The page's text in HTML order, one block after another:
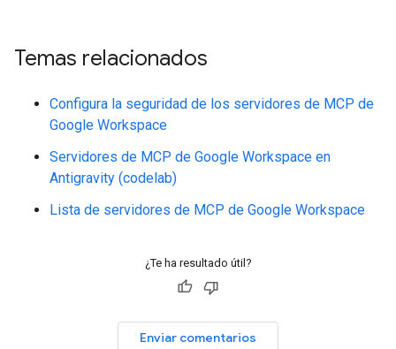
Temas relacionados
Configura la seguridad de los servidores de MCP de
Google Workspace
Servidores de MCP de Google Workspace en
Antigravity (codelab)
Lista de servidores de MCP de Google Workspace
¿Te ha resultado útil?
Enviar comentarios